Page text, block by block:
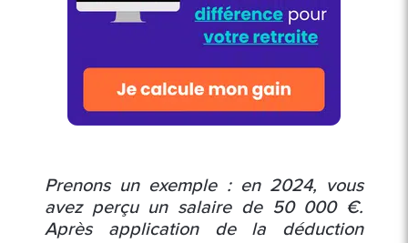
Prenons un exemple : en 2024, vous
avez perçu un salaire de 50 000 €.
Après application de la déduction